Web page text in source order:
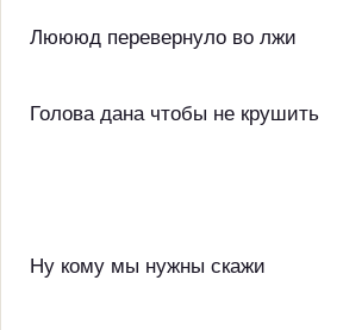
Люююд перевернуло во лжи
Голова дана чтобы не крушить
Ну кому мы нужны скажи